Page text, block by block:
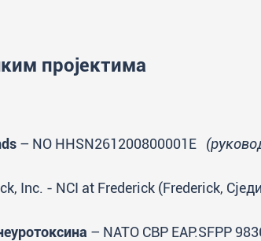
пројектима
– NO HHSN261200800001E
Inc. - NCI at Frederick (Frederick,
– NATO CBP EAP.SFPP